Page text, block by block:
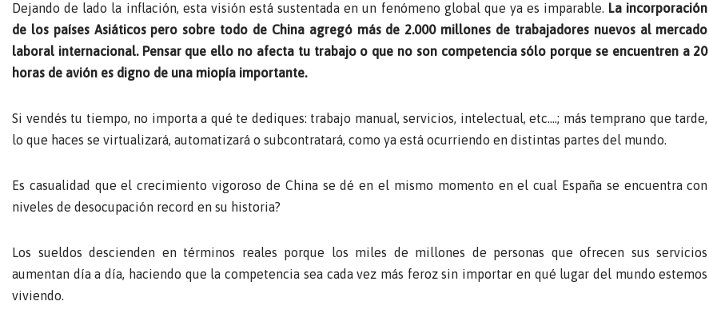
Dejando de lado la inflación, esta visión está sustentada en un fenómeno global que ya es imparable. La incorporación
de los países Asiáticos pero sobre todo de China agregó más de 2.000 millones de trabajadores nuevos al mercado
laboral internacional. Pensar que ello no afecta tu trabajo o que no son competencia sólo porque se encuentren a 20
horas de avión es digno de una miopía importante.
Si vendés tu tiempo, no importa a qué te dediques: trabajo manual, servicios, intelectual, etc.…; más temprano que tarde,
lo que haces se virtualizará, automatizará o subcontratará, como ya está ocurriendo en distintas partes del mundo.
Es casualidad que el crecimiento vigoroso de China se dé en el mismo momento en el cual España se encuentra con
niveles de desocupación record en su historia?
Los sueldos descienden en términos reales porque los miles de millones de personas que ofrecen sus servicios
aumentan día a día, haciendo que la competencia sea cada vez más feroz sin importar en qué lugar del mundo estemos
viviendo.